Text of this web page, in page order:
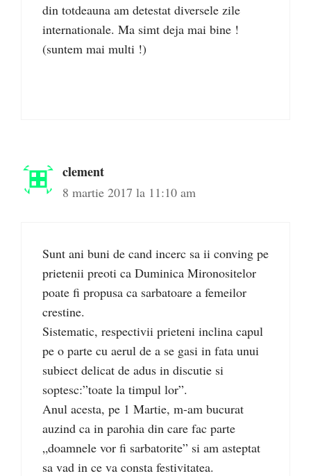
din totdeauna am detestat diversele zile
internationale. Ma simt deja mai bine !
(suntem mai multi !)
clement
8 martie 2017 la 11:10 am
Sunt ani buni de cand incerc sa ii conving pe
prietenii preoti ca Duminica Mironositelor
poate fi propusa ca sarbatoare a femeilor
crestine.
Sistematic, respectivii prieteni inclina capul
pe o parte cu aerul de a se gasi in fata unui
subiect delicat de adus in discutie si
soptesc:”toate la timpul lor”.
Anul acesta, pe 1 Martie, m-am bucurat
auzind ca in parohia din care fac parte
„doamnele vor fi sarbatorite” si am asteptat
sa vad in ce va consta festivitatea.